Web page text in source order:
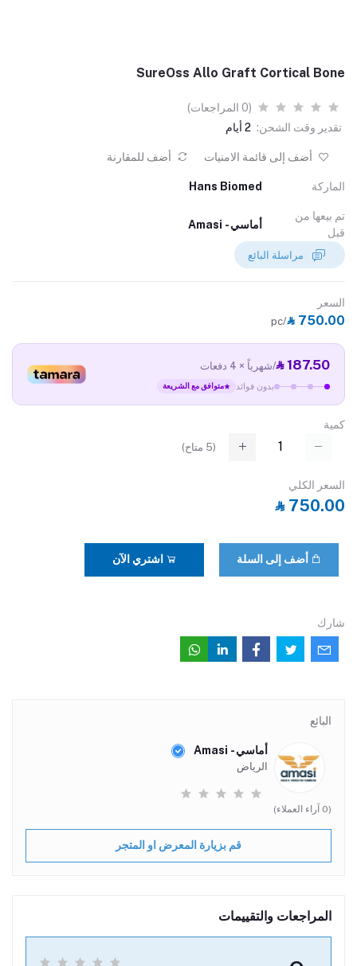
SureOss Allo Graft Cortical Bone
(0 المراجعات)
تقدير وقت الشحن: 2 أيام
أضف إلى قائمة الامنيات أضف للمقارنة
الماركة Hans Biomed
تم بيعها من
قبل
أماسي - Amasi
السعر
‎⃁ 750.00
/pc
‎⃁ 187.50/شهرياً × 4 دفعات
بدون فوائد متوافق مع الشريعة
كمية
(
5 متاح)
السعر الكلي
‎⃁ 750.00
أضف إلى السلة اشتري الآن
شارك
البائع
أماسي - Amasi
الرياض
(0 آراء العملاء)
قم بزيارة المعرض او المتجر
المراجعات والتقييمات